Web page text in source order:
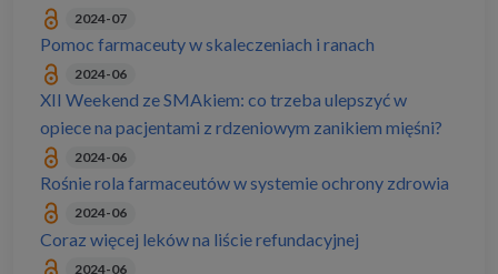
2024-07
Pomoc farmaceuty w skaleczeniach i ranach
2024-06
XII Weekend ze SMAkiem: co trzeba ulepszyć w
opiece na pacjentami z rdzeniowym zanikiem mięśni?
2024-06
Rośnie rola farmaceutów w systemie ochrony zdrowia
2024-06
Coraz więcej leków na liście refundacyjnej
2024-06